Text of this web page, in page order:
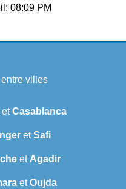
08:09 PM
villes
etCasablanca
etSafi
et Agadir
etOujda